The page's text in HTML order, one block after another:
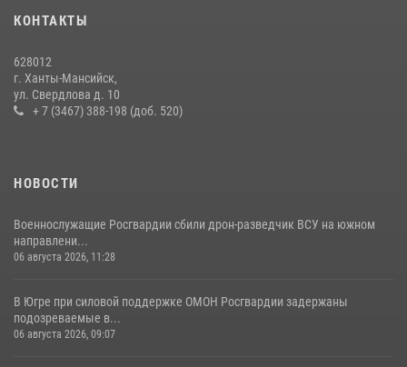
28 июля 2026, 09:15
тематические встречи с молодежью
29 июля 2026, 09:54
КОНТАКТЫ
628012
г. Ханты-Мансийск,
ул. Свердлова д. 10
+ 7 (3467) 388-198 (доб. 520)
НОВОСТИ
Военнослужащие Росгвардии сбили дрон-разведчик ВСУ на южном
направлени...
06 августа 2026, 11:28
В Югре при силовой поддержке ОМОН Росгвардии задержаны
подозреваемые в...
06 августа 2026, 09:07